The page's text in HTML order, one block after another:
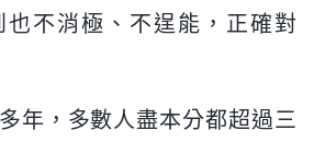
不消極、不逞能，正確對
年，多數人盡本分都超過三